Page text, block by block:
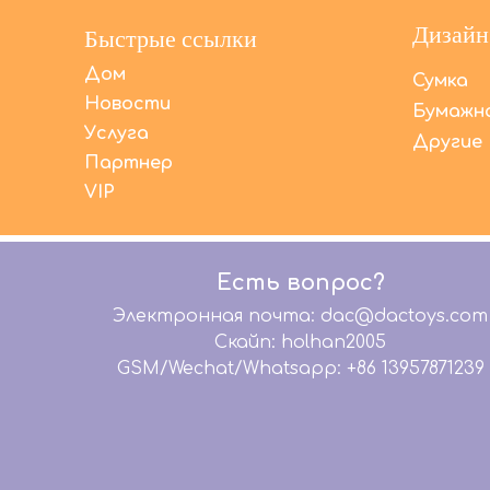
Быстрые ссылки
Дом
Новости
Услуга
Партнер
VIP
Сумка
Другие
Есть вопрос?
Электронная почта: dac@dactoys.com
Скайп: holhan2005
GSM/Wechat/Whatsapp: +86 13957871239